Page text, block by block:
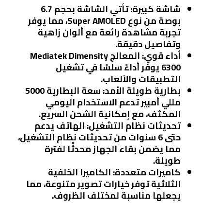
شاشة كبيرة
: تأتي الشاشة بحجم 6.7
بوصة من نوع Super AMOLED، مما يوفر
تجربة مشاهدة رائعة مع ألوان زاهية
وتفاصيل دقيقة.
أداء قوي : المعالج Mediatek Dimensity
6300 يوفر أداءً سلسًا في تشغيل
التطبيقات والألعاب.
بطارية طويلة الأمد : سعة البطارية 5000
مللي أمبير تدعم الاستخدام اليومي
المكثف، مع إمكانية الشحن السريع.
تحديثات نظام التشغيل: الهاتف يدعم
حتى 6 سنوات من تحديثات نظام التشغيل،
مما يضمن بقاء الجهاز محدثًا لفترة
طويلة.
كاميرات متعددة: الكاميرا الخلفية
الثلاثية توفر خيارات تصوير متنوعة، مما
يجعلها مناسبة لمختلف الظروف.